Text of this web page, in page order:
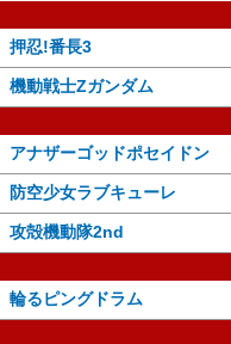
押忍!番長3
機動戦士Zガンダム
アナザーゴッドポセイドン
防空少女ラブキューレ
攻殻機動隊2nd
輪るピングドラム